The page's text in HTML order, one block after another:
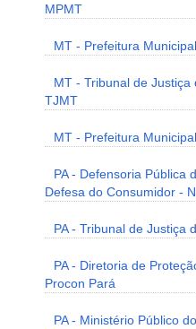
MPMT
MT - Prefeitura
MT - Tribunal de
TJMT
MT - Prefeitura
PA - Defensoria Pública
Defesa do Consumidor -
PA - Tribunal de Justiça
PA - Diretoria de
Procon Pará
PA - Ministério Público